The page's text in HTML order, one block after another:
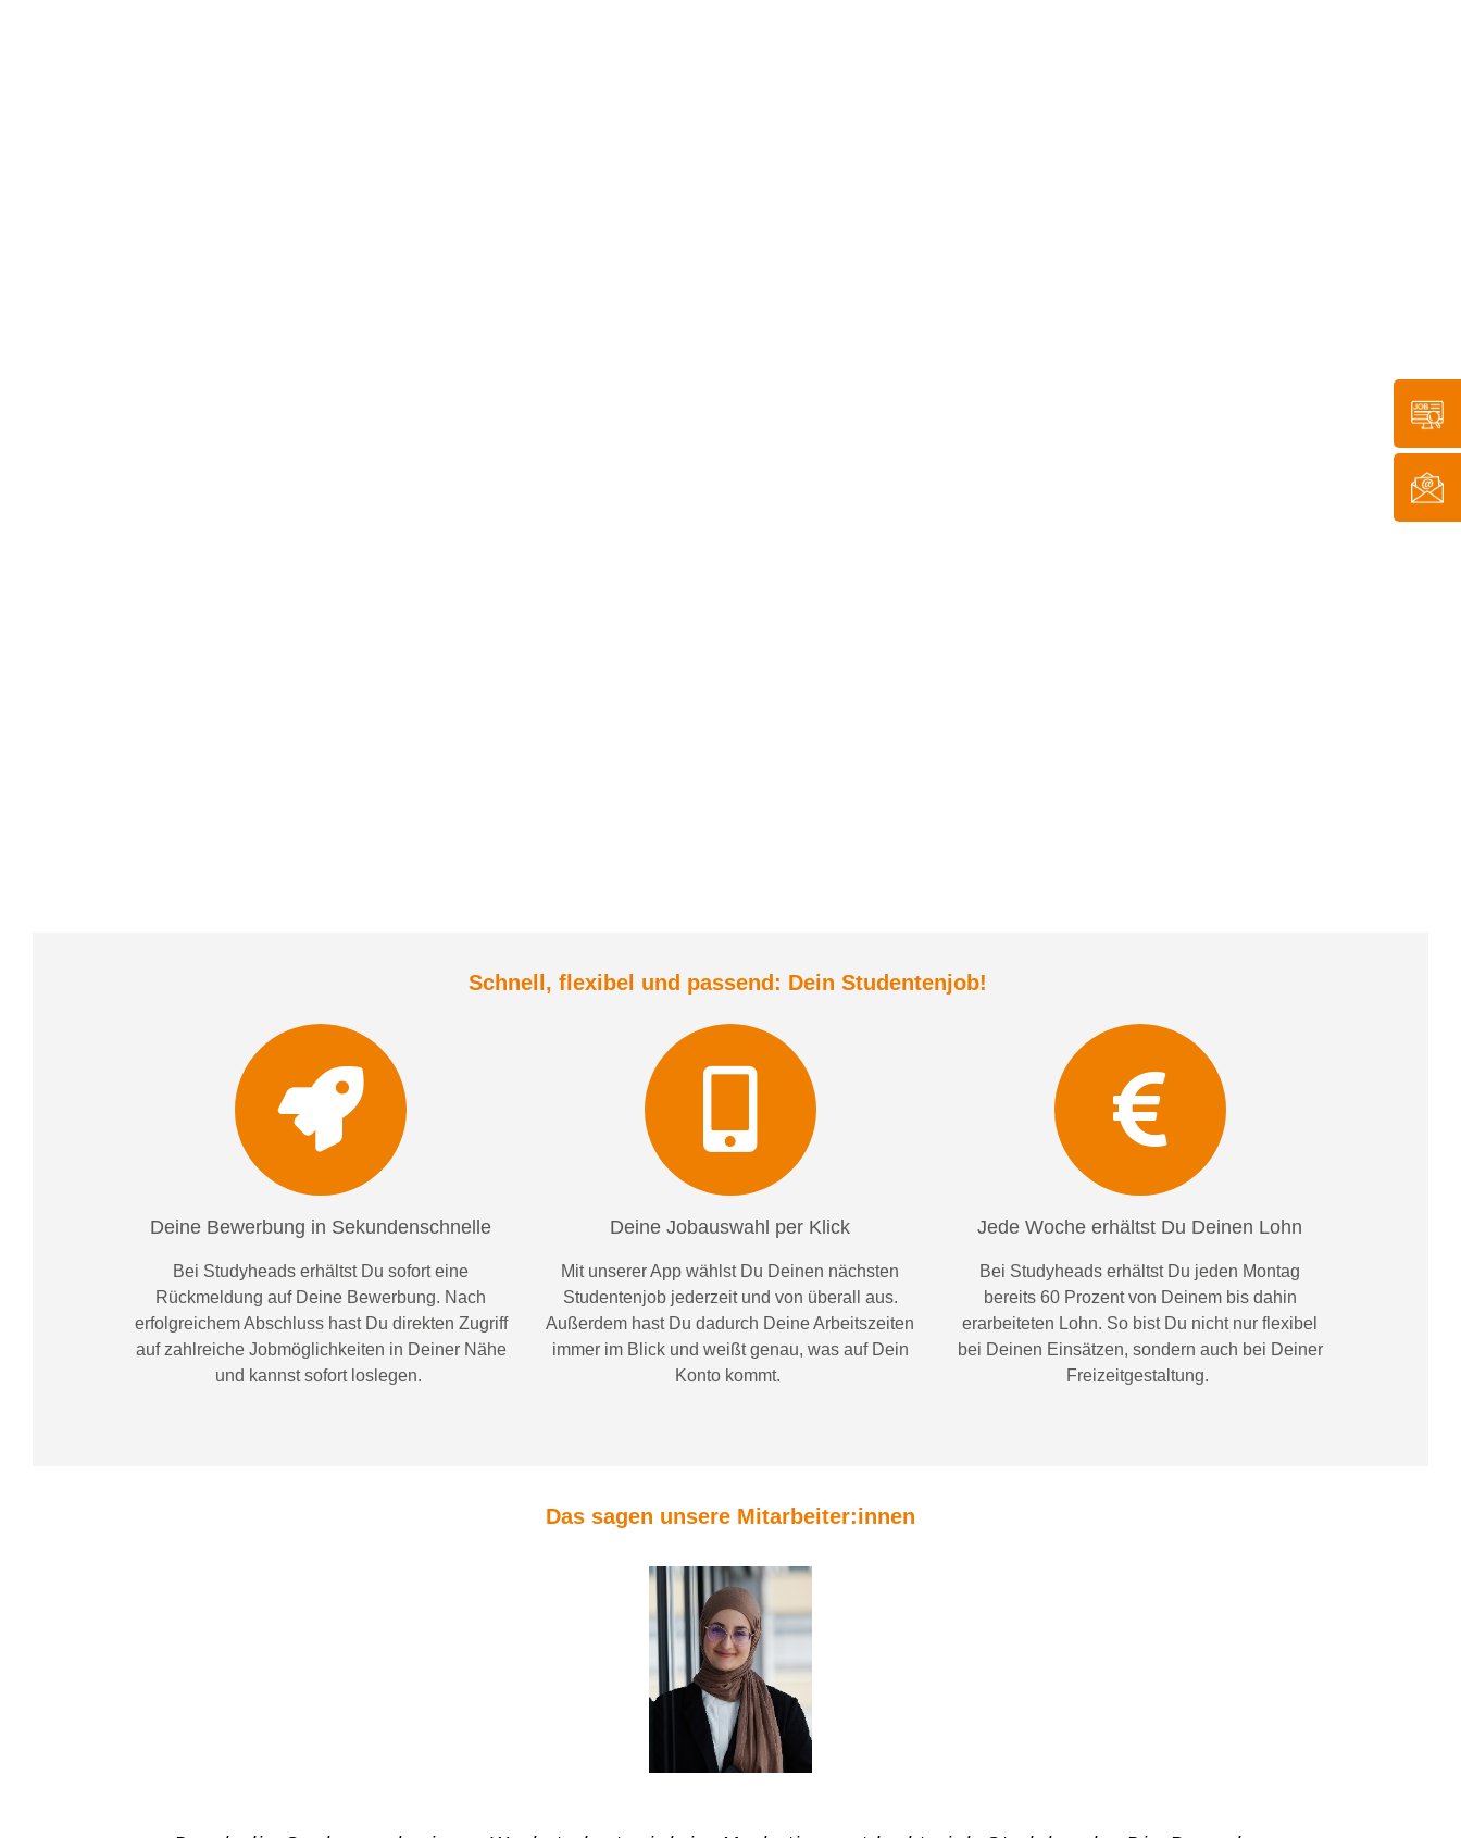
Schnell, flexibel und passend: Dein Studentenjob!
Deine Bewerbung in Sekundenschnelle
Bei Studyheads erhältst Du sofort eine
Rückmeldung auf Deine Bewerbung. Nach
erfolgreichem Abschluss hast Du direkten Zugriff
auf zahlreiche Jobmöglichkeiten in Deiner Nähe
und kannst sofort loslegen.
Deine Jobauswahl per Klick
Mit unserer App wählst Du Deinen nächsten
Studentenjob jederzeit und von überall aus.
Außerdem hast Du dadurch Deine Arbeitszeiten
immer imBlick und weißtgenau, was auf Dein
Konto kommt.
Jede Woche erhältst Du Deinen Lohn
Bei Studyheads erhältst Du jeden Montag
bereits 60 Prozent von Deinem bis dahin
erarbeiteten Lohn. So bist Du nicht nur flexibel
bei Deinen Einsätzen, sondern auch bei Deiner
Freizeitgestaltung.
Das sagen unsere Mitarbeiter:innen